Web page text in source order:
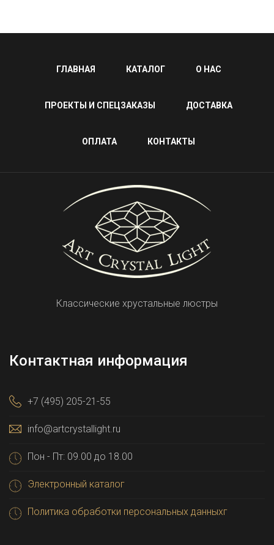
ГЛАВНАЯ КАТАЛОГ О НАС
ПРОЕКТЫ И СПЕЦЗАКАЗЫ ДОСТАВКА
ОПЛАТА КОНТАКТЫ
Классические хрустальные люстры
Контактная информация
+7 (495) 205-21-55
info@artcrystallight.ru
Пон - Пт: 09.00 до 18.00
Электронный каталог
Политика обработки персональных данныхг